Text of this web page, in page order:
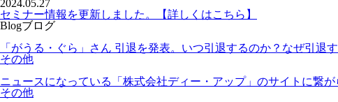
2024.05.27
セミナー情報を更新しました。【詳しくはこちら】
Blogブログ
「がうる・ぐら」さん 引退を発表。いつ引退するのか？なぜ引退
その他
ニュースになっている「株式会社ディー・アップ」のサイトに繋が
その他